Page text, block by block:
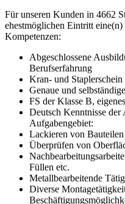
Für unseren Kunden in 4662
ehestmöglichen Eintritt
Kompetenzen:
Abgeschlossene
Berufserfahrung
Kran- und
Genaue und
FS der Klasse B,
Deutsch Kenntnisse der
Aufgabengebiet:
Lackieren von
Überprüfen von
Füllen etc.
Metallbearbeitende
Diverse